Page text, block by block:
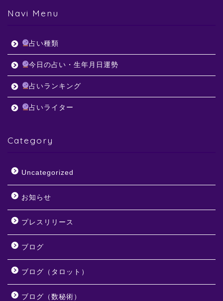
Navi Menu
占い種類
今日の占い・生年月日運勢
占いランキング
占いライター
Category
Uncategorized
お知らせ
プレスリリース
ブログ
ブログ（タロット）
ブログ（数秘術）